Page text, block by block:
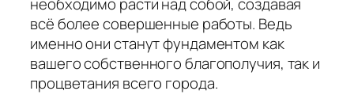
всё более совершенные работы. Ведь
именно они станут фундаментом как
вашего собственного благополучия, так и
процветания всего города.